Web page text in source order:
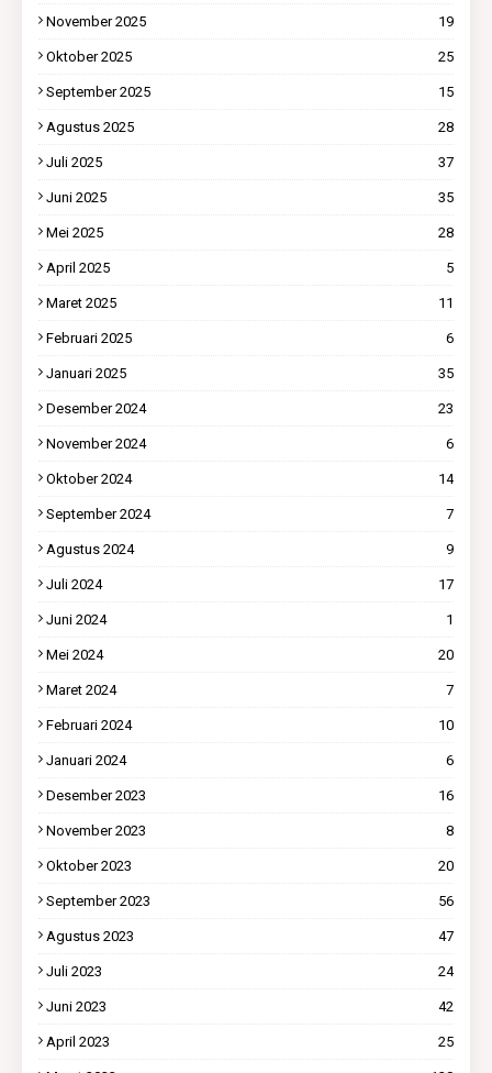
November 2025 19
Oktober 2025 25
September 2025 15
Agustus 2025 28
Juli 2025 37
Juni 2025 35
Mei 2025 28
April 2025 5
Maret 2025 11
Februari 2025 6
Januari 2025 35
Desember 2024 23
November 2024 6
Oktober 2024 14
September 2024 7
Agustus 2024 9
Juli 2024 17
Juni 2024 1
Mei 2024 20
Maret 2024 7
Februari 2024 10
Januari 2024 6
Desember 2023 16
November 2023 8
Oktober 2023 20
September 2023 56
Agustus 2023 47
Juli 2023 24
Juni 2023 42
April 2023 25